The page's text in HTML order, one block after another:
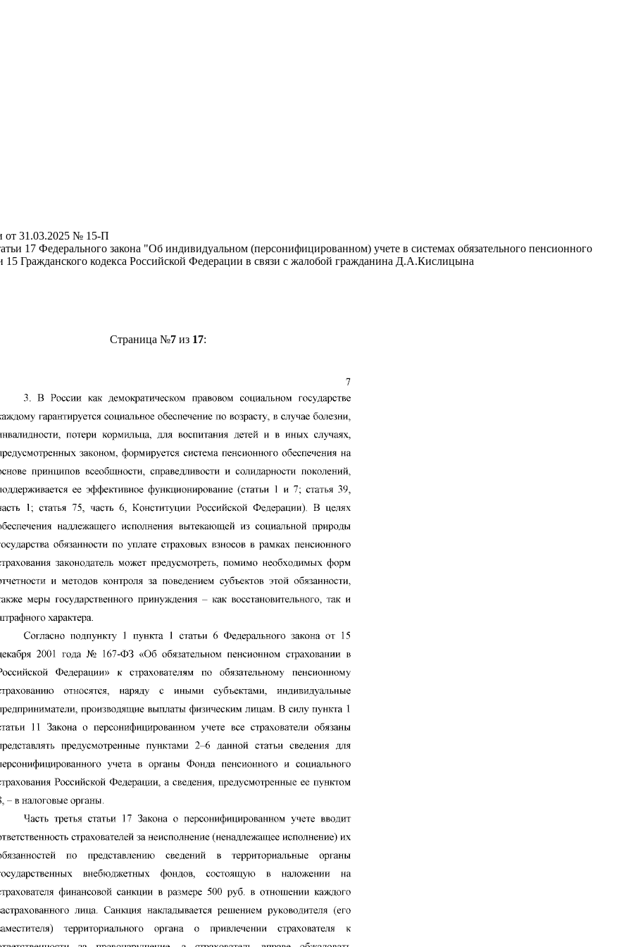
от 31.03.2025 № 15-П
17 Федерального закона "Об индивидуальном (персонифицированном) учете в системах обязательного пенсионного
15 Гражданского кодекса Российской Федерации в связи с жалобой гражданина Д.А.Кислицына
Страница №7из 17: